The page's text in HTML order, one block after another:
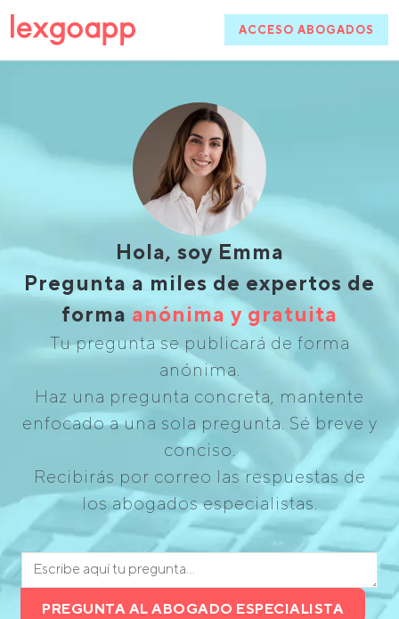
ACCESO ABOGADOS
Hola, soy Emma
Pregunta a miles de expertos de
forma anónima y gratuita
Tu pregunta se publicará de forma
anónima.
Haz una pregunta concreta, mantente
enfocado a una sola pregunta. Sé breve y
conciso.
Recibirás por correo las respuestas de
los abogados especialistas.
PREGUNTA AL ABOGADO ESPECIALISTA